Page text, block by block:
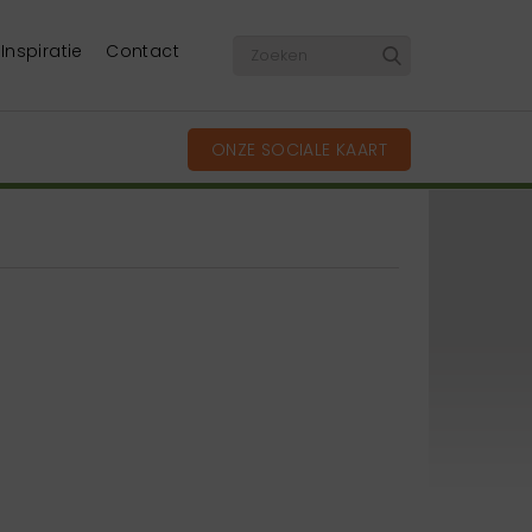
Inspiratie Contact
ONZE SOCIALE KAART